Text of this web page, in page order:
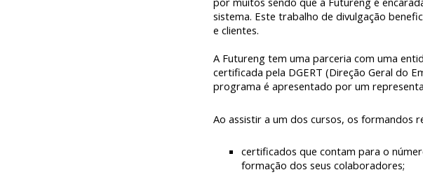
sistema. Este trabalho de divulgação
e clientes.
A Futureng tem uma parceria com uma
certificada pela DGERT (Direção Geral do
programa é apresentado por um
Ao assistir a um dos cursos, os formandos
certificados que contam para o
formação dos seus colaboradores;